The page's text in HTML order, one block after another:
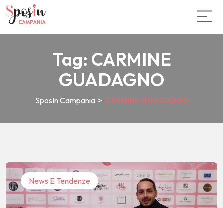
Tag: CARMINE
GUADAGNO
SposIn Campania > CARMINE GUADAGNO
News E Tendenze